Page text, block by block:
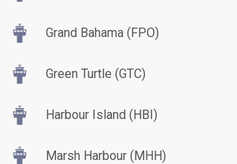
Grand Bahama (FPO)
Green Turtle (GTC)
Harbour Island (HBI)
Marsh Harbour (MHH)